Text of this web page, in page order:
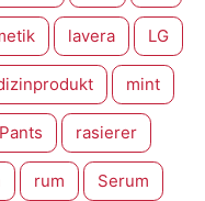
lavera LG
mint
Pants rasierer
rum Serum